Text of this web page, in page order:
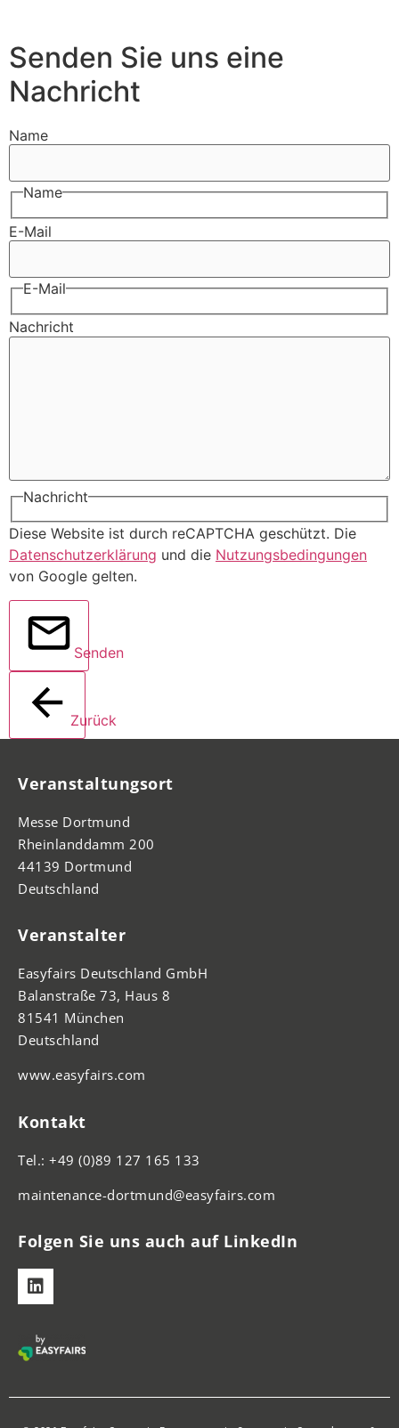
Senden Sie uns eine
Nachricht
Name
Name
E-Mail
E-Mail
Nachricht
Nachricht
Diese Website ist durch reCAPTCHA geschützt. Die
Datenschutzerklärung und die Nutzungsbedingungen
von Google gelten.
Senden
Zurück
Veranstaltungsort
Messe Dortmund
Rheinlanddamm 200
44139 Dortmund
Deutschland
Veranstalter
Easyfairs Deutschland GmbH
Balanstraße 73, Haus 8
81541 München
Deutschland
www.easyfairs.com
Kontakt
Tel.: +49 (0)89 127 165 133
maintenance-dortmund@easyfairs.com
Folgen Sie uns auch auf LinkedIn